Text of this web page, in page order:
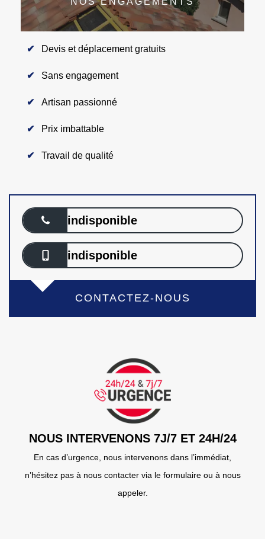
Devis et déplacement gratuits
Sans engagement
Artisan passionné
Prix imbattable
Travail de qualité
indisponible
indisponible
CONTACTEZ-NOUS
NOUS INTERVENONS 7J/7 ET 24H/24
En cas d’urgence, nous intervenons dans l’immédiat,
n’hésitez pas à nous contacter via le formulaire ou à nous
appeler.